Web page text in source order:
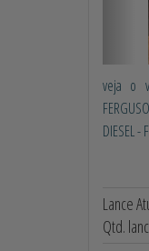
veja o
DIESEL -
Lance
Qtd.